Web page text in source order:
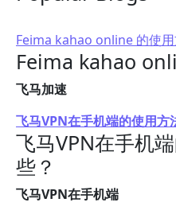
Feima kahao online 的使用
Feima kahao
飞马加速
飞马VPN在手机端的使用方
飞马VPN在手机
些？
飞马VPN在手机端